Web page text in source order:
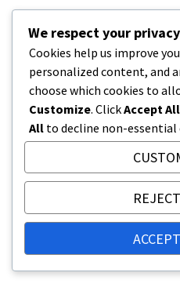
Rogers Centre:
Utvidelsesplaner,
29/01/2026
We respect your privacy
Cookies help us improve
personalized content, and
choose which cookies to
Customize. ClickAccept All
All to decline non-essential